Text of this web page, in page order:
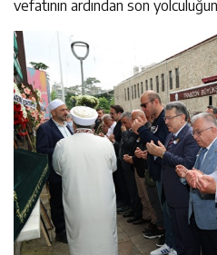
vefatının ardından son